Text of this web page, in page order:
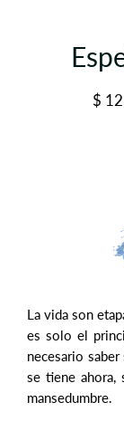
$
La vida son
es solo el
necesario
se tiene ahora,
mansedumbre.